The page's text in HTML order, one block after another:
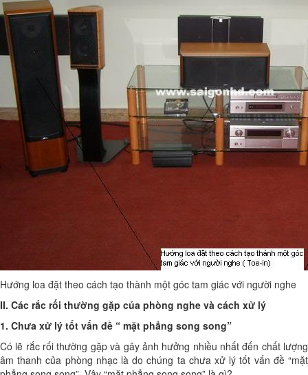
Hướng loa đặt theo cách tạo thành một góc tam giác với người nghe
II. Các rắc rối thường gặp của phòng nghe và cách xử lý
1. Chưa xử lý tốt vấn đề “ mặt phẳng song song”
Có lẽ rắc rối thường gặp và gây ảnh hưởng nhiều nhất đến chất lượng
âm thanh của phòng nhạc là do chúng ta chưa xử lý tốt vấn đề “mặt